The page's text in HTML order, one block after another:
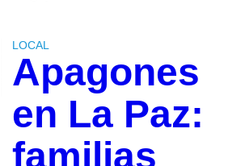
LOCAL
Apagones
en La Paz:
familias